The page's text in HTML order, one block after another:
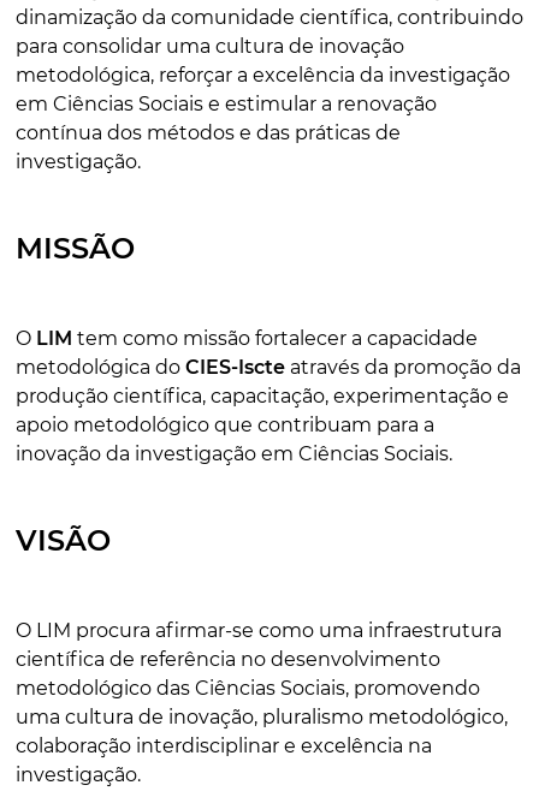
dinamização da comunidade científica, contribuindo
para consolidar uma cultura de inovação
metodológica, reforçar a excelência da investigação
em Ciências Sociais e estimular a renovação
contínua dos métodos e das práticas de
investigação.
MISSÃO
OLIM tem como missão fortalecer a capacidade
metodológica do CIES-Iscteatravés da promoção da
produção científica, capacitação, experimentação e
apoio metodológico que contribuam para a
inovação da investigação em Ciências Sociais.
VISÃO
O LIM procura afirmar-se como uma infraestrutura
científica de referência no desenvolvimento
metodológico das Ciências Sociais, promovendo
uma cultura de inovação, pluralismo metodológico,
colaboração interdisciplinar e excelência na
investigação.